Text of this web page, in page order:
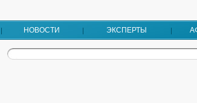
НОВОСТИ ЭКСПЕРТЫ